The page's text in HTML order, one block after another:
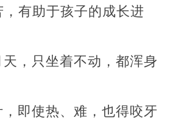
有助于孩子的成长进
，只坐着不动，都浑身
即使热、难，也得咬牙